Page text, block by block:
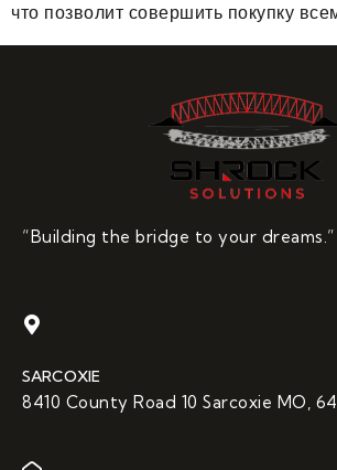
что позволит совершить покупку
“Building the bridge to your dreams.”
SARCOXIE
8410 County Road 10 Sarcoxie MO,